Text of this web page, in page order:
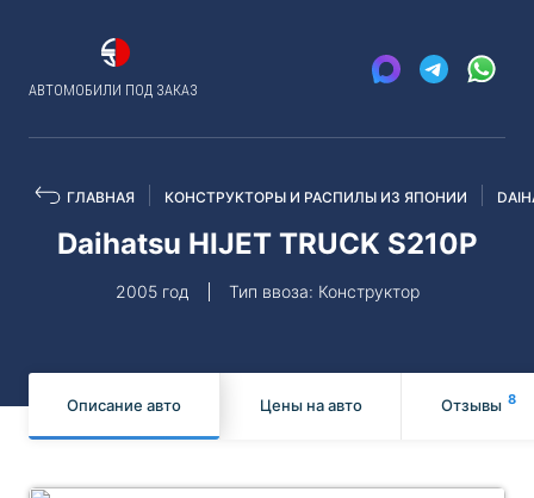
АВТОМОБИЛИ ПОД ЗАКАЗ
ГЛАВНАЯ КОНСТРУКТОРЫ И РАСПИЛЫ ИЗ ЯПОНИИ
Daihatsu HIJET TRUCK S210P
2005 год Тип ввоза: Конструктор
Описание авто Цены на авто Отзывы 8